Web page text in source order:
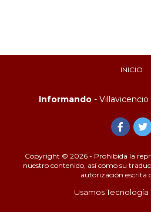
INICIO
Informando -
Copyright © 2026 - Prohibida la
nuestro contenido, así como su
autorización escrita
Usamos Tecnología